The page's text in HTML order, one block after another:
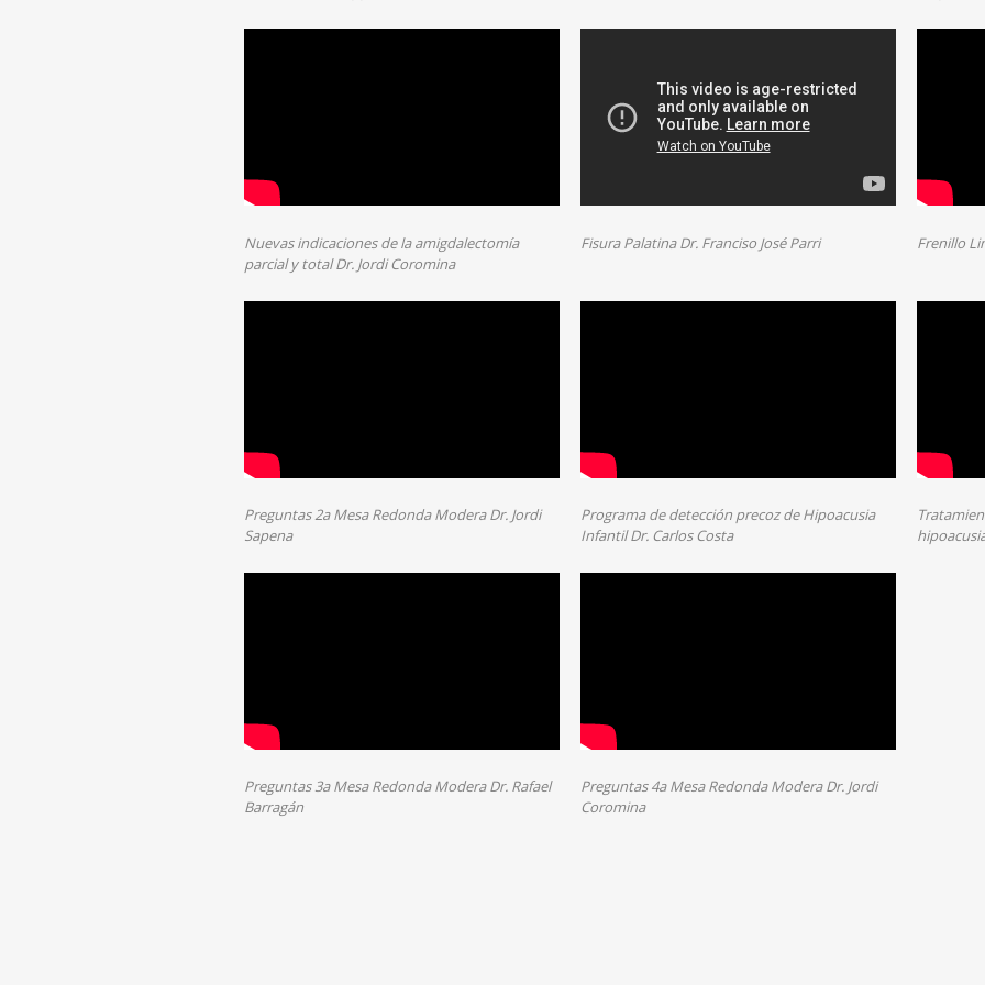
Nuevas indicaciones de la amigdalectomía
parcial y total Dr. Jordi Coromina
Fisura Palatina Dr. Franciso José Parri Frenillo
Preguntas 2a Mesa Redonda Modera Dr. Jordi
Sapena
Programa de detección precoz de Hipoacusia
Infantil Dr. Carlos Costa
Preguntas 3a Mesa Redonda Modera Dr. Rafael
Barragán
Preguntas 4a Mesa Redonda Modera Dr. Jordi
Coromina